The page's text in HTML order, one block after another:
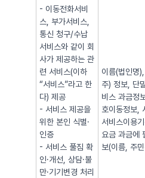
- 이동전화서비
스, 부가서비스,
통신 청구/수납
서비스와 같이 회
사가 제공하는 관
련 서비스(이하
“서비스”라고 한
다) 제공
- 서비스 제공을
위한 본인 식별·
인증
- 서비스 풀짐 확
인·개선, 상담·불
만·기기변경 처리
이름(법인명
주) 정보, 단
비스 과금정
호이동정보,
서비스이용
요금 과금에
보(이름, 주